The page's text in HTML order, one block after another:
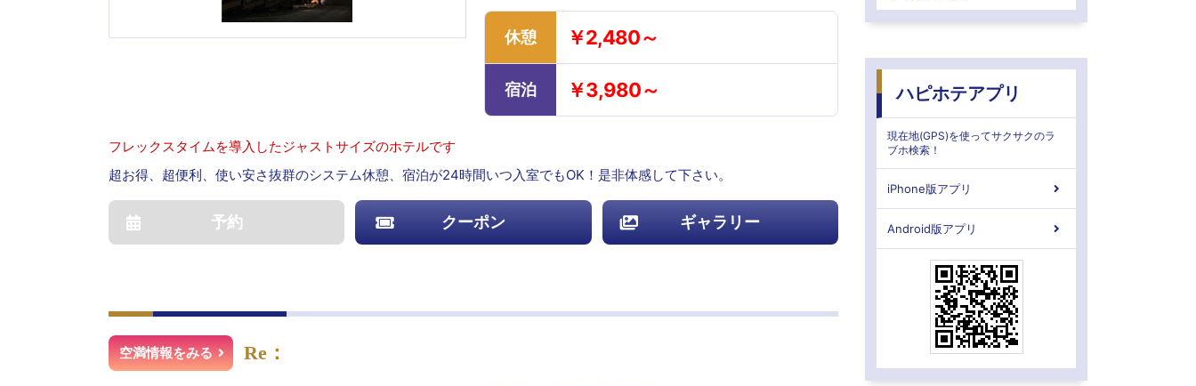
休憩 ￥2,480～
宿泊 ￥3,980～
フレックスタイムを導入したジャストサイズのホテルです
超お得、超便利、使い安さ抜群のシステム休憩、宿泊が24時間いつ入室でもOK！是非体感して下さい。
予約 クーポン ギャラリー
空満情報をみる Re：
ハピホテアプリ
現在地(GPS)を使ってサクサクのラ
ブホ検索！
iPhone版アプリ
Android版アプリ